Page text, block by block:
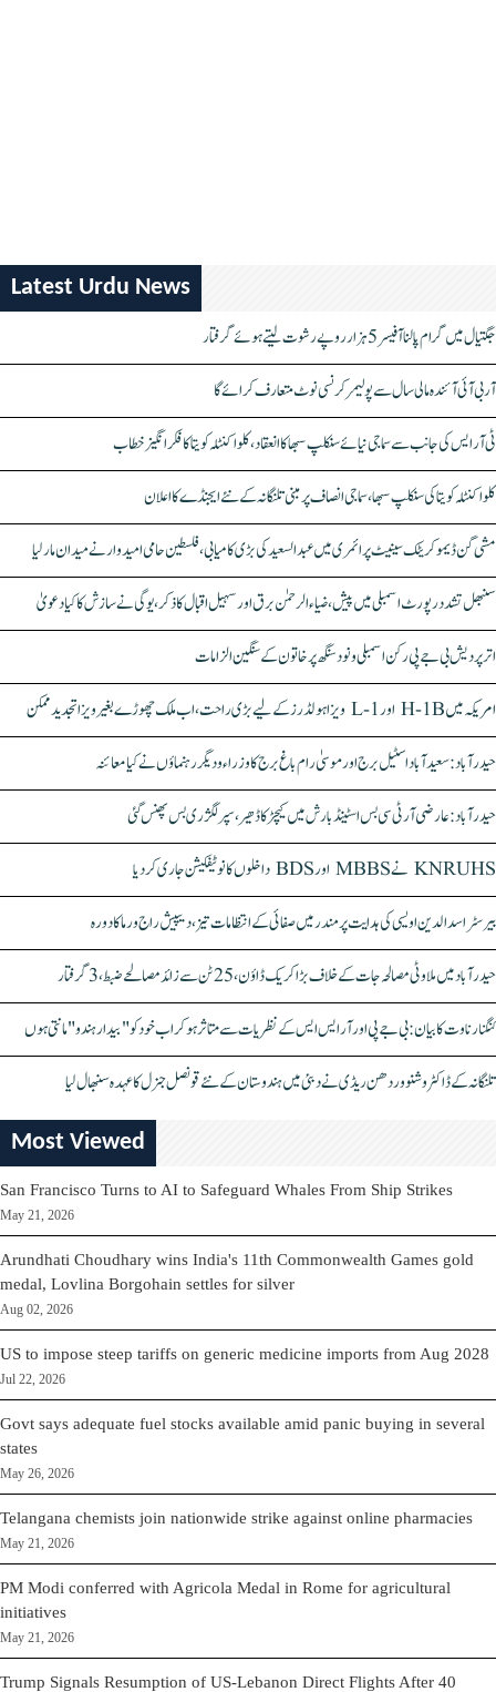
Latest Urdu News
جگتیال میں گرام پالنا آفیسر 5 ہزار روپے رشوت لیتے ہوئے گرفتار
آر بی آئی آئندہ مالی سال سے پولیمر کرنسی نوٹ متعارف کرائے گا
ٹی آر ایس کی جانب سے سماجی نیائے سنکلپ سبھا کا انعقاد، کلواکنٹلہ کویتا کا فکر انگیز خطاب
کلواکنٹلہ کویتا کی سنکلپ سبھا، سماجی انصاف پر مبنی تلنگانہ کے نئے ایجنڈے کا اعلان
مشی گن ڈیموکریٹک سینیٹ پرائمری میں عبدالسعید کی بڑی کامیابی، فلسطین حامی امیدوار نے میدان مار لیا
سنبھل تشدد رپورٹ اسمبلی میں پیش، ضیاء الرحمٰن برق اور سہیل اقبال کا ذکر، یوگی نے سازش کا کیا دعویٰ
اتر پردیش بی جے پی رکن اسمبلی ونود سنگھ پر خاتون کے سنگین الزامات
امریکہ میں H-1B اور L-1 ویزا ہولڈرز کے لیے بڑی راحت، اب ملک چھوڑے بغیر ویزا تجدید ممکن
حیدرآباد: سعیدآباد اسٹیل برج اور موسیٰ رام باغ برج کا وزراء و دیگر رہنماؤں نے کیا معائنہ
حیدرآباد: عارضی آر ٹی سی بس اسٹینڈ بارش میں کیچڑ کا ڈھیر، سپر لگژری بس پھنس گئی
KNRUHS نے MBBS اور BDS داخلوں کا نوٹیفکیشن جاری کر دیا
بیرسٹر اسدالدین اویسی کی ہدایت پر مندر میں صفائی کے انتظامات تیز، دیپیش راج ورما کا دورہ
حیدرآباد میں ملاوٹی مصالحہ جات کے خلاف بڑا کریک ڈاؤن، 25 ٹن سے زائد مصالحے ضبط، 3 گرفتار
کنگنا رناوت کا بیان: بی جے پی اور آر ایس ایس کے نظریات سے متاثر ہو کر اب خود کو "بیدار ہندو" مانتی ہوں
تلنگانہ کے ڈاکٹر وشنو وردھن ریڈی نے دبئی میں ہندوستان کے نئے قونصل جنرل کا عہدہ سنبھال لیا
Most Viewed
San Francisco Turns to AI to Safeguard Whales From Ship Strikes
May 21, 2026
Arundhati Choudhary wins India's 11th Commonwealth Games gold
medal, Lovlina Borgohain settles for silver
Aug 02, 2026
US to impose steep tariffs on generic medicine imports from Aug 2028
Jul 22, 2026
Govt says adequate fuel stocks available amid panic buying in several
states
May 26, 2026
Telangana chemists join nationwide strike against online pharmacies
May 21, 2026
PM Modi conferred with Agricola Medal in Rome for agricultural
initiatives
May 21, 2026
Trump Signals Resumption of US-Lebanon Direct Flights After 40